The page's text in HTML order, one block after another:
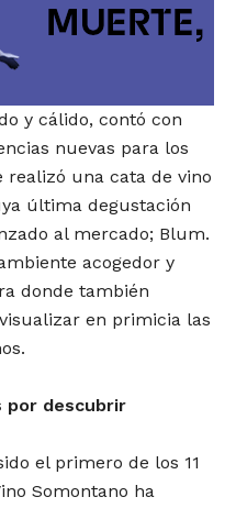
y cálido, contó con
nuevas para los
realizó una cata de vino
última degustación
al mercado; Blum.
acogedor y
donde también
en primicia las
por descubrir
el primero de los 11
Somontano ha